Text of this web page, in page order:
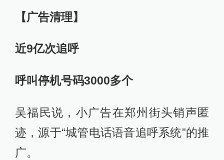
【广告清理】
近9亿次追呼
呼叫停机号码3000多个
吴福民说，小广告在郑州街头销声匿
迹，源于“城管电话语音追呼系统”的推
广。